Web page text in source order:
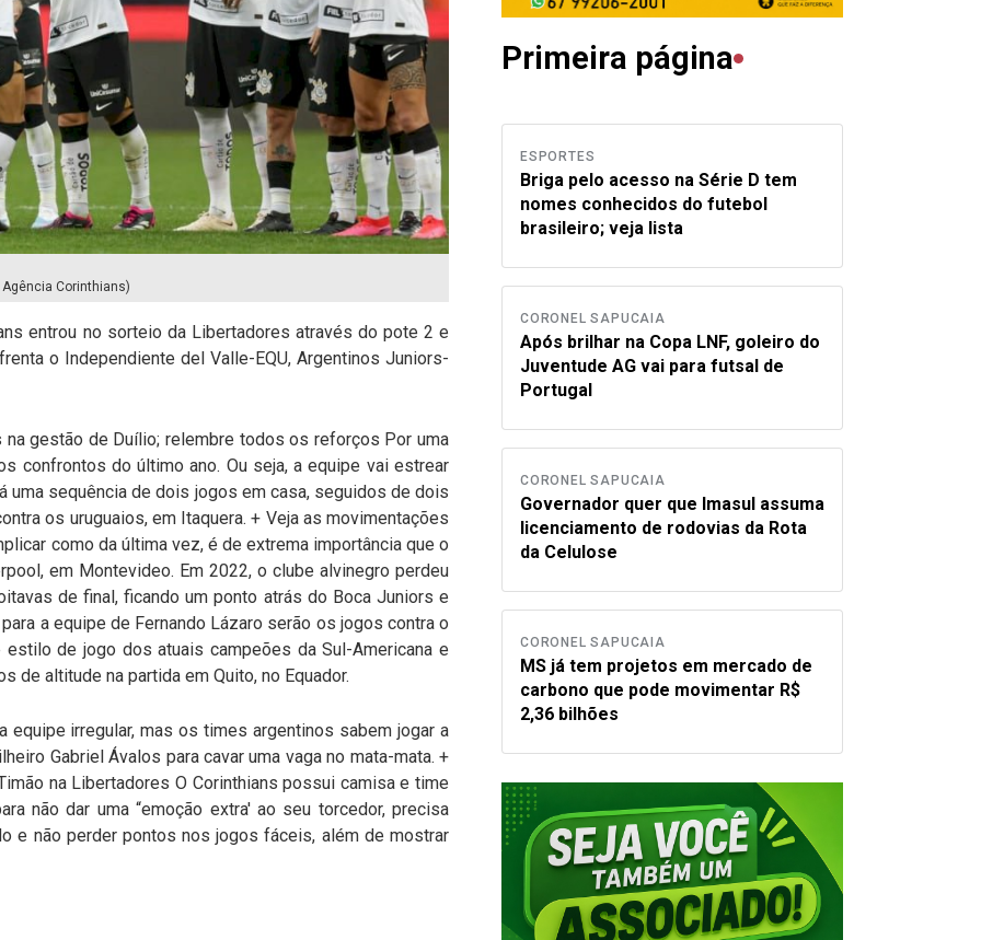
Corinthians)
entrou no sorteio da Libertadores através do pote 2 e
o Independiente del Valle-EQU, Argentinos Juniors-
gestão de Duílio; relembre todos os reforços Por uma
confrontos do último ano. Ou seja, a equipe vai estrear
uma sequência de dois jogos em casa, seguidos de dois
os uruguaios, em Itaquera. + Veja as movimentações
como da última vez, é de extrema importância que o
em Montevideo. Em 2022, o clube alvinegro perdeu
de final, ficando um ponto atrás do Boca Juniors e
a equipe de Fernando Lázaro serão os jogos contra o
de jogo dos atuais campeões da Sul-Americana e
de altitude na partida em Quito, no Equador.
irregular, mas os times argentinos sabem jogar a
Gabriel Ávalos para cavar uma vaga no mata-mata. +
na Libertadores O Corinthians possui camisa e time
não dar uma “emoção extra' ao seu torcedor, precisa
e não perder pontos nos jogos fáceis, além de mostrar
Primeira página
ESPORTES
Briga pelo acesso na Série D tem
nomes conhecidos do futebol
brasileiro; veja lista
CORONEL SAPUCAIA
Após brilhar na Copa LNF, goleiro do
Juventude AG vai para futsal de
Portugal
CORONEL SAPUCAIA
Governador quer que Imasul assuma
licenciamento de rodovias da Rota
da Celulose
CORONEL SAPUCAIA
MS já tem projetos em mercado de
carbono que pode movimentar R$
2,36 bilhões